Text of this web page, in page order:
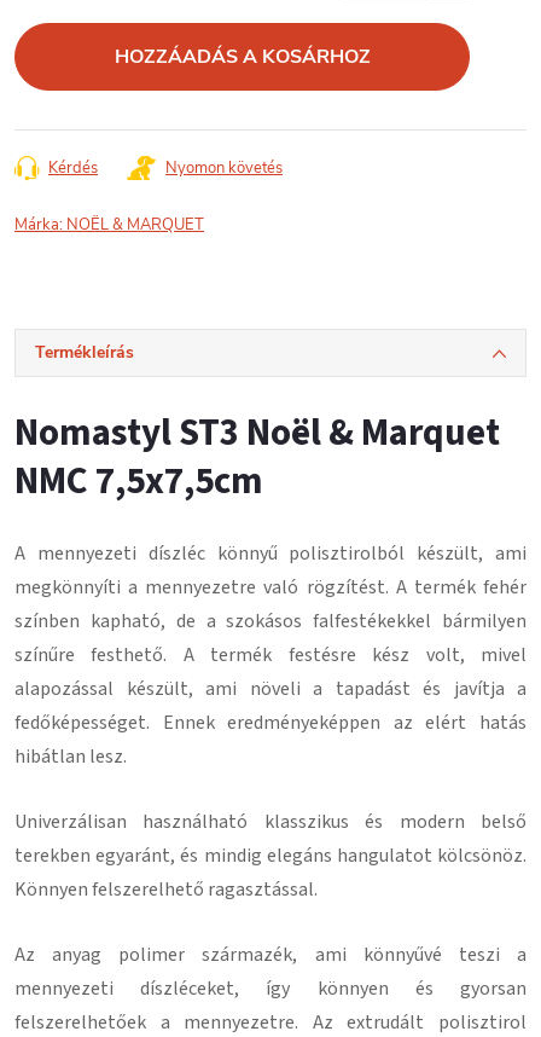
HOZZÁADÁS A KOSÁRHOZ
Kérdés Nyomon követés
Márka: NOËL & MARQUET
Termékleírás
Nomastyl ST3 Noël & Marquet
NMC 7,5x7,5cm
A mennyezeti díszléc könnyű polisztirolból készült, ami
megkönnyíti a mennyezetre való rögzítést. A termék fehér
színben kapható, de a szokásos falfestékekkel bármilyen
színűre festhető.
A termék festésre kész volt, mivel
alapozással készült, ami növeli a tapadást és javítja a
fedőképességet. Ennek eredményeképpen az elért hatás
hibátlan lesz.
Univerzálisan használható klasszikus és modern belső
terekben egyaránt, és mindig elegáns hangulatot kölcsönöz.
Könnyen felszerelhető ragasztással.
Az anyag polimer származék, ami könnyűvé teszi a
mennyezeti díszléceket, így könnyen és gyorsan
felszerelhetőek a mennyezetre. Az extrudált polisztirol